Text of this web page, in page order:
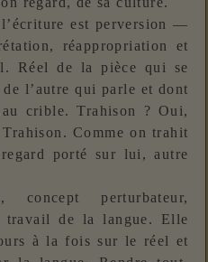
est perversion —
réappropriation et
Réel de la pièce qui se
l’autre qui parle et dont
crible. Trahison ? Oui,
Comme on trahit
porté sur lui, autre
concept perturbateur,
travail de la langue. Elle
à la fois sur le réel et